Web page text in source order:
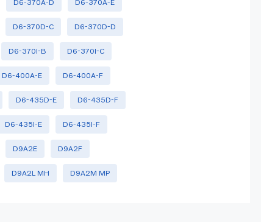
D6-370A-D D6-370A-E
D6-370D-C D6-370D-D
D6-370I-B D6-370I-C
D6-400A-E D6-400A-F
D6-435D-E D6-435D-F
D6-435I-E D6-435I-F
D9A2E D9A2F
D9A2L MH D9A2M MP